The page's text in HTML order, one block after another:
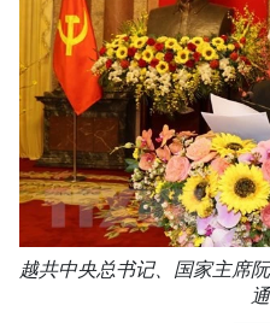
越共中央总书记、国家主席